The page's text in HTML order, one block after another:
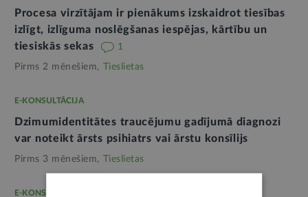
Procesa virzītājam ir pienākums izskaidrot tiesības
izlīgt, izlīguma noslēgšanas iespējas, kārtību un
tiesiskās sekas
1
Pirms 2 mēnešiem, Tieslietas
E-KONSULTĀCIJA
Dzimumidentitātes traucējumu gadījumā diagnozi
var noteikt ārsts psihiatrs vai ārstu konsīlijs
Pirms 3 mēnešiem, Tieslietas
E-KONSULTĀCIJA